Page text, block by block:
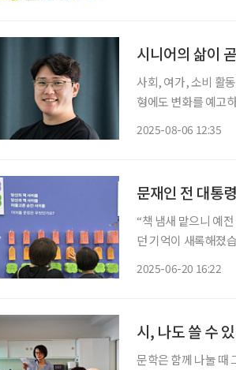
시니어의 삶이
사회, 여가, 소비 활
형에도 변화를 예고
2025-08-06 12:35
문재인 전 대통
“책 냄새 맡으니 예
던 기억이 새록해졌습니다.” (58세 윤씨) “단
2025-06-20 16:22
시, 나도 쓸 수
문학은 함께 나눌 때